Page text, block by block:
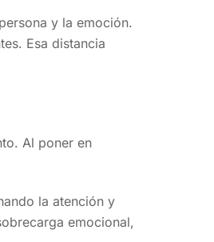
y la emoción.
Esa distancia
Al poner en
la atención y
emocional,